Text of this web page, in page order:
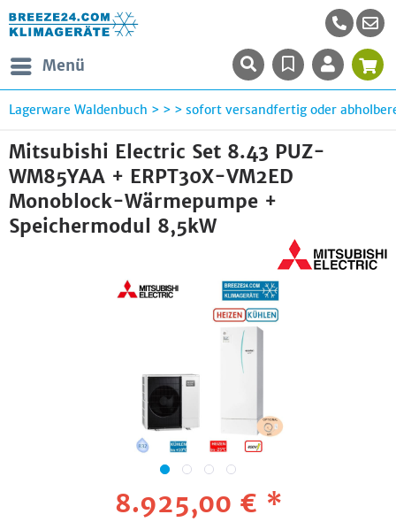
Menü
Lagerware Waldenbuch > > > sofort versandfertig oder
Mitsubishi Electric Set 8.43 PUZ-
WM85YAA + ERPT30X-VM2ED
Monoblock-Wärmepumpe +
Speichermodul 8,5kW
8.925,00 € *